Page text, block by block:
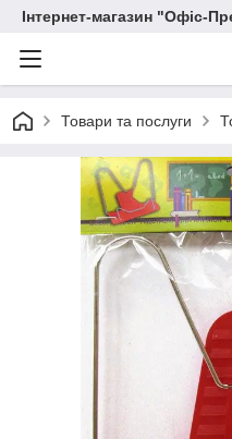
Інтернет-магазин "Офіс-
Товари та послуги